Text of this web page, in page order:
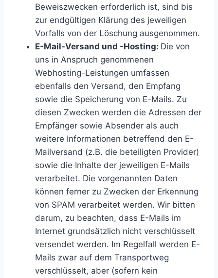
Beweiszwecken erforderlich ist, sind bis
zur endgültigen Klärung des jeweiligen
Vorfalls von der Löschung ausgenommen.
E-Mail-Versand und -Hosting: Die von
uns in Anspruch genommenen
Webhosting-Leistungen umfassen
ebenfalls den Versand, den Empfang
sowie die Speicherung von E-Mails. Zu
diesen Zwecken werden die Adressen der
Empfänger sowie Absender als auch
weitere Informationen betreffend den E-
Mailversand (z.B. die beteiligten Provider)
sowie die Inhalte der jeweiligen E-Mails
verarbeitet. Die vorgenannten Daten
können ferner zu Zwecken der Erkennung
von SPAM verarbeitet werden. Wir bitten
darum, zu beachten, dass E-Mails im
Internet grundsätzlich nicht verschlüsselt
versendet werden. Im Regelfall werden E-
Mails zwar auf dem Transportweg
verschlüsselt, aber (sofern kein